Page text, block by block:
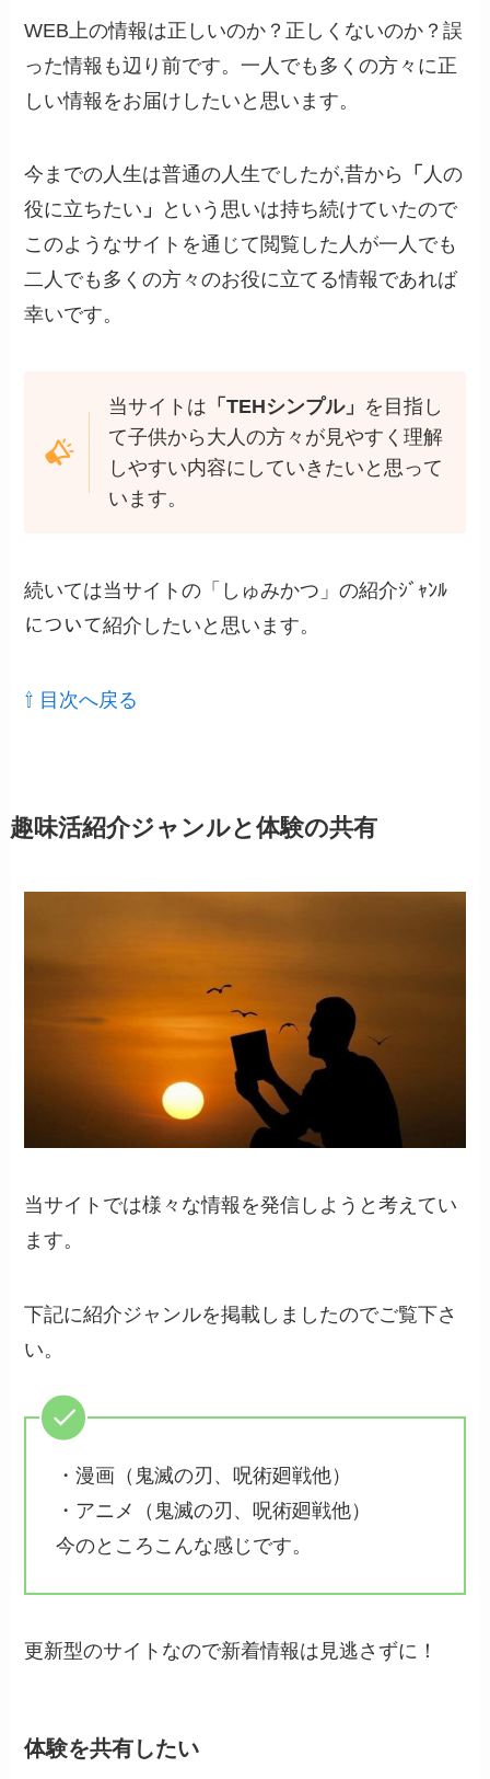
WEB上の情報は正しいのか？正しくないのか？誤
った情報も辺り前です。一人でも多くの方々に正
しい情報をお届けしたいと思います。
今までの人生は普通の人生でしたが,昔から 「 人の
役に立ちたい 」
という思いは持ち続けていたので
このようなサイトを通じて閲覧した人が一人でも
二人でも多くの方々のお役に立てる情報であれば
幸いです。
当サイトは 「TEHシンプル」 を目指し
て子供から大人の方々が見やすく理解
しやすい内容にしていきたいと思って
います。
続いては当サイトの「しゅみかつ」の紹介ｼﾞｬﾝﾙ
について紹介したいと思います。
⇧ 目次へ戻る
趣味活紹介ジャンルと体験の共有
当サイトでは様々な情報を発信しようと考えてい
ます。
下記に紹介ジャンルを掲載しましたのでご覧下さ
い。
・漫画（鬼滅の刃、呪術廻戦他）
・アニメ（鬼滅の刃、呪術廻戦他）
今のところこんな感じです。
更新型のサイトなので新着情報は見逃さずに！
体験を共有したい